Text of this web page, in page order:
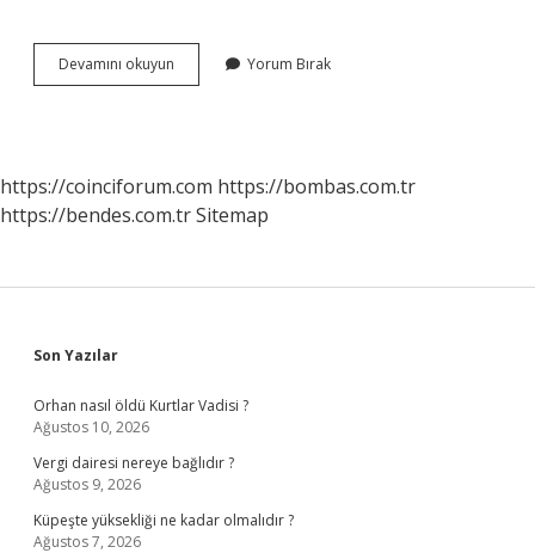
Devamını okuyun
Destek
Öğrenebilirim
Yorum Bırak
https://coinciforum.com https://bombas.com.tr
https://bendes.com.trSitemap
Sidebar
Son Yazılar
Orhan nasıl öldü Kurtlar Vadisi ?
Ağustos 10, 2026
Vergi dairesi nereye bağlıdır ?
Ağustos 9, 2026
Küpeşte yüksekliği ne kadar olmalıdır ?
Ağustos 7, 2026